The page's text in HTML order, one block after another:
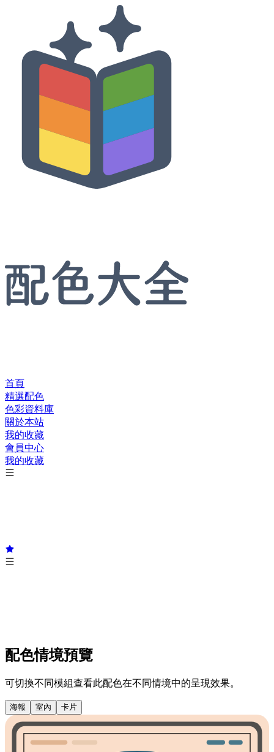
首頁
精選配色
色彩資料庫
關於本站
我的收藏
會員中心
我的收藏
配色情境預覽
可切換不同模組查看此配色在不同情境中的呈現效果。
海報 室內 卡片